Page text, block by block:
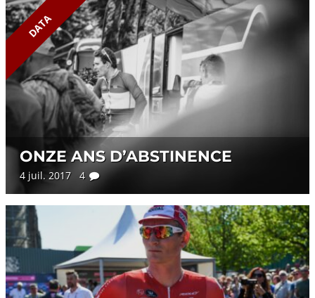
DATA
ONZE ANS D’ABSTINENCE
4 juil. 2017 4